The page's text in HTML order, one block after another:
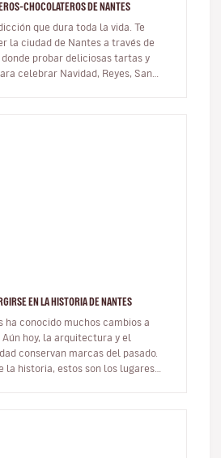
CHOCOLATEROS DE NANTES
que dura toda la vida. Te
la ciudad de Nantes a través de
probar deliciosas tartas y
celebrar Navidad, Reyes, San
EN LA HISTORIA DE NANTES
ha conocido muchos cambios a
hoy, la arquitectura y el
conservan marcas del pasado.
la historia, estos son los lugares